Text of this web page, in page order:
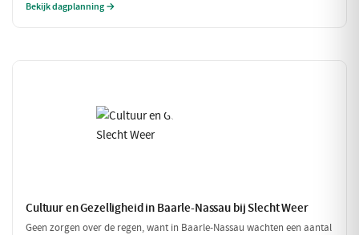
in de watten te leggen.
Bekijk dagplanning →
Cultuur en Gezelligheid in Baarle-Nassau bij Slecht Weer
Geen zorgen over de regen, want in Baarle-Nassau wachten een aantal